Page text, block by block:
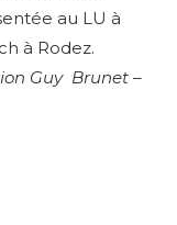
au LU à
à Rodez.
Guy Brunet –